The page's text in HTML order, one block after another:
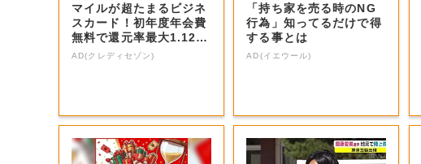
マイルが超たまるビジネ
スカード！初年度年会費
無料で還元率最大1.12
5%
AD(クレディセゾン)
「持ち家を売る時のNG
行為」知ってるだけで得
する事とは
AD(イエウール)